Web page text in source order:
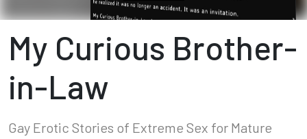
My Curious Brother-
in-Law
Gay Erotic Stories of Extreme Sex for Mature